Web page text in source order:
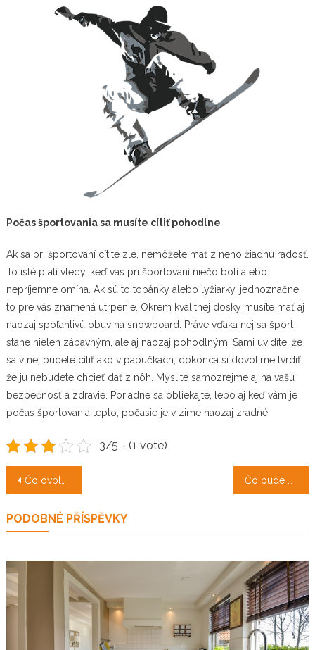
Počas športovania sa musíte cítiť pohodlne
Ak sa pri športovaní cítite zle, nemôžete mať z neho žiadnu radosť.
To isté platí vtedy, keď vás pri športovaní niečo bolí alebo
nepríjemne omína. Ak sú to topánky alebo lyžiarky, jednoznačne
to pre vás znamená utrpenie. Okrem kvalitnej dosky musíte mať aj
naozaj spoľahlivú obuv na snowboard. Práve vďaka nej sa šport
stane nielen zábavným, ale aj naozaj pohodlným. Sami uvidíte, že
sa v nej budete cítiť ako v papučkách, dokonca si dovolíme tvrdiť,
že ju nebudete chcieť dať z nôh. Myslite samozrejme aj na vašu
bezpečnosť a zdravie. Poriadne sa obliekajte, lebo aj keď vám je
počas športovania teplo, počasie je v zime naozaj zradné.
3/5 - (1 vote)
Navigace
příspěvek
Čo ovplyvňuje cenu poistky? Čo bude zajtra?
PODOBNÉ PŘÍSPĚVKY